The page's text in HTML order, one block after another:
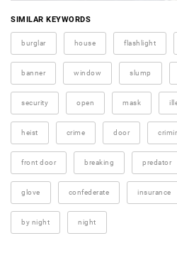
SIMILAR KEYWORDS
burglar house flashlight
banner window slump
security open mask
heist crime door
front door breaking predator
glove confederate insurance
by night night